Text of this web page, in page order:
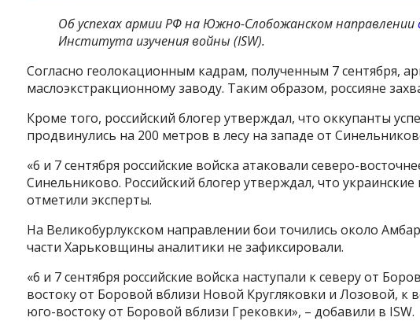
Об успехах армии РФ на Южно-Слобожанском направлении
Института изучения войны (ISW).
Согласно геолокационным кадрам, полученным 7 сентября,
маслоэкстракционному заводу. Таким образом, россияне
Кроме того, российский блогер утверждал, что оккупанты
продвинулись на 200 метров в лесу на западе от
«6 и 7 сентября российские войска атаковали северо-
Синельниково. Российский блогер утверждал, что
отметили эксперты.
На Великобурлукском направлении бои точились около
части Харьковщины аналитики не зафиксировали.
«6 и 7 сентября российские войска наступали к северу от
востоку от Боровой вблизи Новой Кругляковки и Лозовой, к
юго-востоку от Боровой вблизи Грековки», – добавили в ISW.